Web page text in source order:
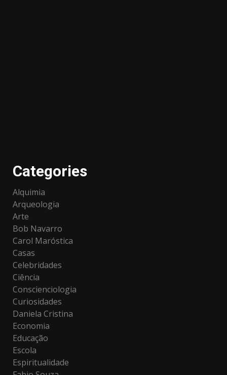
Categories
Alquimia
Arqueologia
Arte
Bob Navarro
Carol Maróstica
Casas
Celebridades
Ciência
Conscienciologia
Curiosidades
Daniela Cristina
Economia
Educação
Escola
Espiritualidade